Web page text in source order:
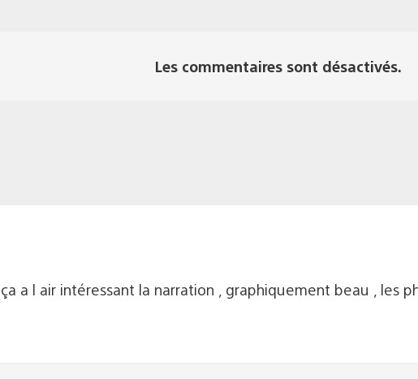
Les commentaires sont désactivés.
a l air intéressant la narration , graphiquement beau , les